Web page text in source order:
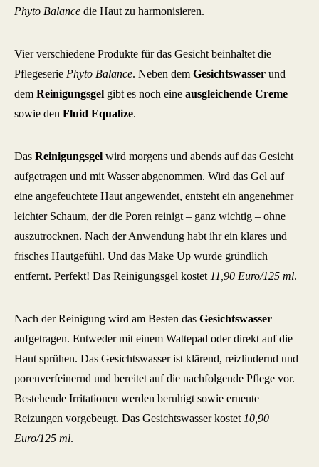
Phyto Balance die Haut zu harmonisieren.
Vier verschiedene Produkte für das Gesicht beinhaltet die
Pflegeserie Phyto Balance. Neben dem Gesichtswasser und
dem Reinigungsgel gibt es noch eine ausgleichende Creme
sowie den Fluid Equalize.
Das Reinigungsgel wird morgens und abends auf das Gesicht
aufgetragen und mit Wasser abgenommen. Wird das Gel auf
eine angefeuchtete Haut angewendet, entsteht ein angenehmer
leichter Schaum, der die Poren reinigt – ganz wichtig – ohne
auszutrocknen. Nach der Anwendung habt ihr ein klares und
frisches Hautgefühl. Und das Make Up wurde gründlich
entfernt. Perfekt! Das Reinigungsgel kostet 11,90 Euro/125 ml.
Nach der Reinigung wird am Besten das Gesichtswasser
aufgetragen. Entweder mit einem Wattepad oder direkt auf die
Haut sprühen. Das Gesichtswasser ist klärend, reizlindernd und
porenverfeinernd und bereitet auf die nachfolgende Pflege vor.
Bestehende Irritationen werden beruhigt sowie erneute
Reizungen vorgebeugt. Das Gesichtswasser kostet 10,90
Euro/125 ml.